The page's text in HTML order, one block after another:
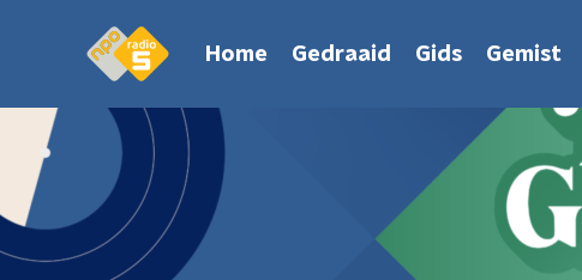
Home Gedraaid Gids Gemist